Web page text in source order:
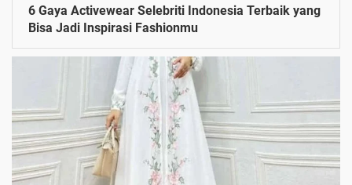
6 Gaya Activewear Selebriti Indonesia Terbaik yang
Bisa Jadi Inspirasi Fashionmu